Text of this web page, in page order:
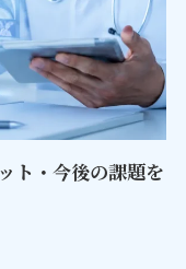
ト・今後の課題を